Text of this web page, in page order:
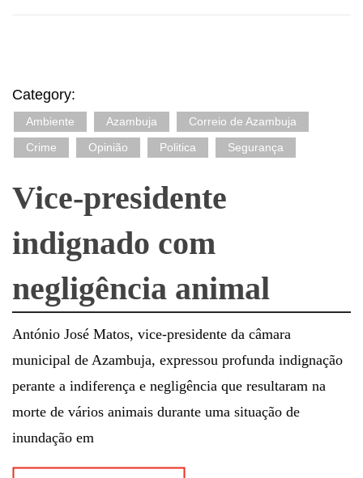
Category:
Ambiente Azambuja
Correio de Azambuja
Crime
Opinião Politica Segurança
Vice-presidente
indignado com
negligência animal
António José Matos, vice-presidente da câmara
municipal de Azambuja, expressou profunda indignação
perante a indiferença e negligência que resultaram na
morte de vários animais durante uma situação de
inundação em